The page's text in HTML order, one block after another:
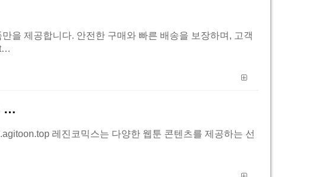
을 제공합니다. 안전한 구매와 빠른 배송을 보장하며, 고객
…
레진코믹스는 다양한 웹툰 콘텐츠를 제공하는 선